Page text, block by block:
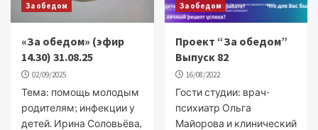
За обедом
«За обедом» (эфир
14.30) 31.08.25
02/09/2025
Тема: помощь молодым
родителям; инфекции у
детей. Ирина Соловьёва,
За обедом
Проект “За обедом”
Выпуск 82
16/08/2022
Гости студии: врач-
психиатр Ольга
Майорова и клинический